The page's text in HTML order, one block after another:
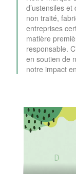
d’ustensiles
non traité,
entreprises
matière
responsable.
en soutien de
notre impact
Video
file